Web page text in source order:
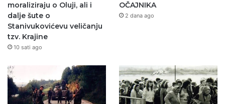
moraliziraju o Oluji, ali i
dalje šute o
Stanivukovićevu veličanju
tzv. Krajine
10 sati ago
OČAJNIKA
2 dana ago